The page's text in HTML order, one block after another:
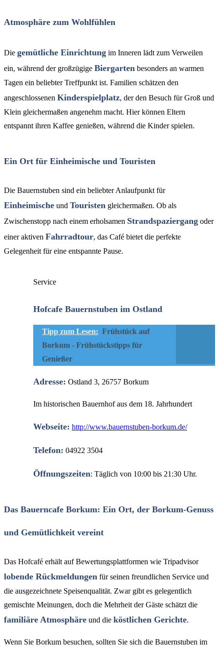
Atmosphäre zum Wohlfühlen
Die gemütliche Einrichtung im Inneren lädt zum Verweilen
ein, während der großzügige Biergarten besonders an warmen
Tagen ein beliebter Treffpunkt ist. Familien schätzen den
angeschlossenen Kinderspielplatz, der den Besuch für Groß und
Klein gleichermaßen angenehm macht. Hier können Eltern
entspannt ihren Kaffee genießen, während die Kinder spielen.
Ein Ort für Einheimische und Touristen
Die Bauernstuben sind ein beliebter Anlaufpunkt für
Einheimische und Touristen gleichermaßen. Ob als
Zwischenstopp nach einem erholsamen Strandspaziergang oder
einer aktiven Fahrradtour, das Café bietet die perfekte
Gelegenheit für eine entspannte Pause.
Service
Hofcafe Bauernstuben im Ostland
Tipp zum Lesen: Frühstück auf
Borkum - Frühstückstipps für
Genießer
Adresse: Ostland 3, 26757 Borkum
Im historischen Bauernhof aus dem 18. Jahrhundert
Webseite: http://www.bauernstuben-borkum.de/
Telefon: 04922 3504
Öffnungszeiten: Täglich von 10:00 bis 21:30 Uhr.
Das Bauerncafe Borkum: Ein Ort, der Borkum-Genuss
und Gemütlichkeit vereint
Das Hofcafé erhält auf Bewertungsplattformen wie Tripadvisor
lobende Rückmeldungen für seinen freundlichen Service und
die ausgezeichnete Speisenqualität. Zwar gibt es gelegentlich
gemischte Meinungen, doch die Mehrheit der Gäste schätzt die
familiäre Atmosphäre und die köstlichen Gerichte.
Wenn Sie Borkum besuchen, sollten Sie sich die Bauernstuben im